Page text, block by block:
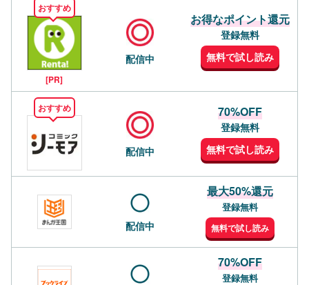
おすすめ
[PR]
配信中
お得なポイント還元
登録無料
無料で試し読み
おすすめ
配信中
70%OFF
登録無料
無料で試し読み
配信中
最大50%還元
登録無料
無料で試し読み
70%OFF
登録無料